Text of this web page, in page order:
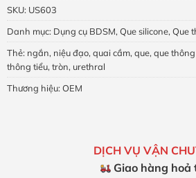
SKU: US603
Danh mục: Dụng cụ BDSM, Que silicone, Que
Thẻ: ngắn, niệu đạo, quai cầm, que, que
thông tiểu, tròn, urethral
Thương hiệu: OEM
DỊCH VỤ VẬN
Giao hàng hoả